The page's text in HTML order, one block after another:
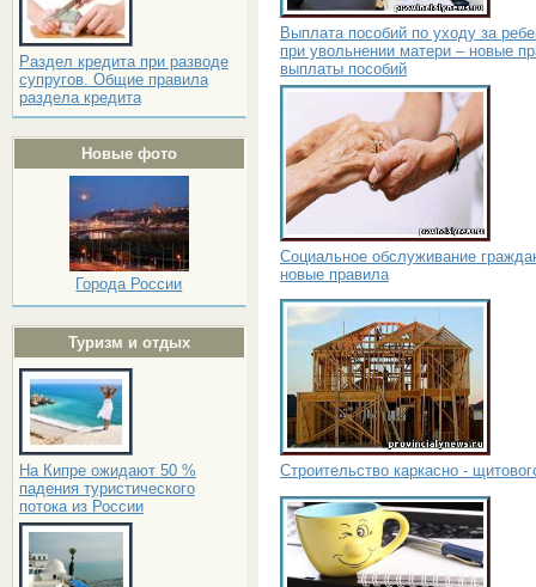
Раздел кредита при разводе
супругов. Общие правила
раздела кредита
Новые фото
Города России
Туризм и отдых
На Кипре ожидают 50 %
падения туристического
потока из России
Выплата пособий по уходу за
при увольнении матери – новые
выплаты пособий
Социальное обслуживание
новые правила
Строительство каркасно -